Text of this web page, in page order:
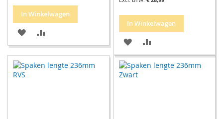
In Winkelwagen
VOEG
TOE
AAN
OM
TE
In Winkelwagen
VOEG
TOE
AAN
OM